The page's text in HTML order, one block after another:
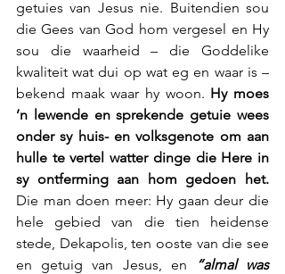
getuies van Jesus nie. Buitendien sou
die Gees van God hom vergesel en Hy
sou die waarheid – die Goddelike
kwaliteit wat dui op wat eg en waar is –
bekend maak waar hy woon. Hy moes
’n lewende en sprekende getuie wees
onder sy huis- en volksgenote om aan
hulle te vertel watter dinge die Here in
sy ontferming aan hom gedoen het.
Die man doen meer: Hy gaan deur die
hele gebied van die tien heidense
stede, Dekapolis, ten ooste van die see
en getuig van Jesus, en
“almal was